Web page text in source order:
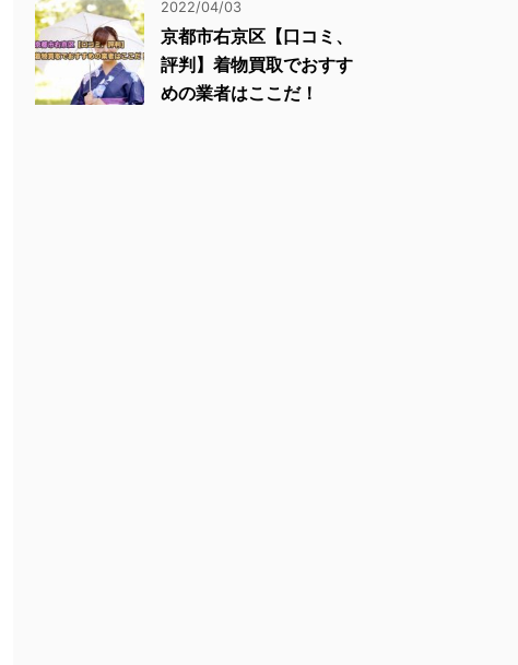
2022/04/03
京都市右京区【口コミ、
評判】着物買取でおすす
めの業者はここだ！